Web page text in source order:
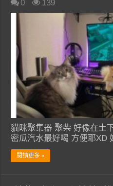
0
139
貓咪聚集器 聚柴 好像在土
密瓜汽水最好喝 方便耶XD
閱讀更多 »